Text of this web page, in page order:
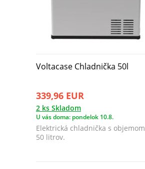
Voltacase Chladnička 50l
339,96 EUR
2 ks Skladom
U vás doma: pondelok 10.8.
Elektrická chladnička s objemom
50 litrov.